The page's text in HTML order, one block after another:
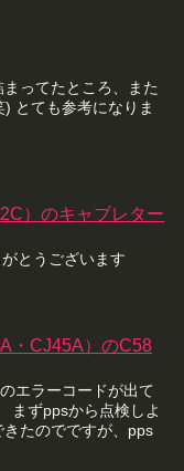
ってたところ、また
とても参考になりま
）のキャブレター
とうございます
・CJ45A）のC58
エラーコードが出て
まずppsから点検しよ
たのでですが、pps